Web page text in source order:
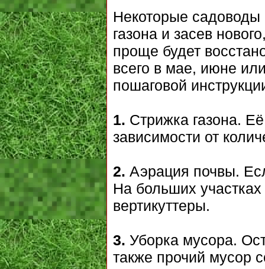
Некоторые садоводы
газона и засев
проще будет
всего в мае, июне
пошаговой
1. Стрижка газона.
зависимости от
2. Аэрация почвы.
На больших
вертикуттеры.
3. Уборка мусора.
также прочий мусор